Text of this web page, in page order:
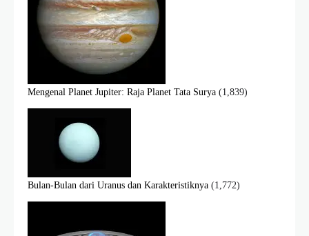
Mengenal Planet Jupiter: Raja Planet Tata Surya (1,839)
Bulan-Bulan dari Uranus dan Karakteristiknya (1,772)